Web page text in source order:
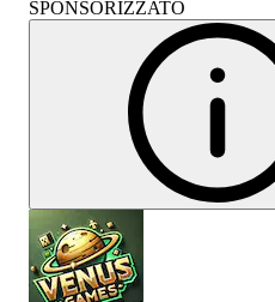
SPONSORIZZATO